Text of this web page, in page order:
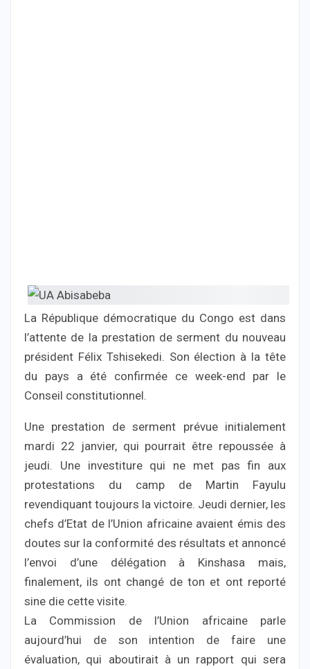
La République démocratique du Congo est dans
l’attente de la prestation de serment du nouveau
président Félix Tshisekedi. Son élection à la tête
du pays a été confirmée ce week-end par le
Conseil constitutionnel.
Une prestation de serment prévue initialement
mardi 22 janvier, qui pourrait être repoussée à
jeudi. Une investiture qui ne met pas fin aux
protestations du camp de Martin Fayulu
revendiquant toujours la victoire. Jeudi dernier, les
chefs d’Etat de l’Union africaine avaient émis des
doutes sur la conformité des résultats et annoncé
l’envoi d’une délégation à Kinshasa mais,
finalement, ils ont changé de ton et ont reporté
sine die cette visite.
La Commission de l’Union africaine parle
aujourd’hui de son intention de faire une
évaluation, qui aboutirait à un rapport qui sera